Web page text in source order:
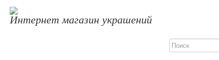
Интернет магазин украшений